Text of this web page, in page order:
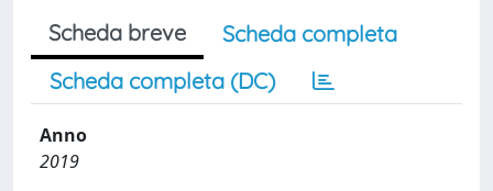
Scheda breve
Scheda completa
Scheda completa (DC)
Anno
2019